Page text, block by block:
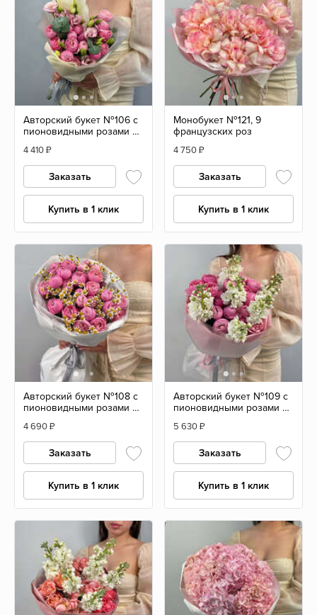
Авторский букет №106 с
пионовидными розами и
4 410₽
Заказать
Купить в 1 клик
Монобукет №121, 9
французских роз
4 750₽
Заказать
Купить в 1 клик
Авторский букет №108 с
пионовидными розами и
4 690₽
Заказать
Купить в 1 клик
Авторский букет №109 с
пионовидными розами и
5 630₽
Заказать
Купить в 1 клик